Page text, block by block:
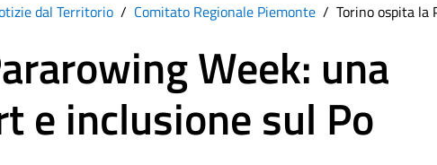
dal Territorio Comitato Regionale Piemonte Torino ospita la
Week: una
e inclusione sul Po